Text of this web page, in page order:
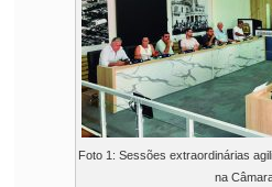
Foto 1: Sessões extraordinárias
na